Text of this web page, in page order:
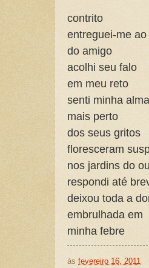
contrito
entreguei-me
do amigo
acolhi seu falo
em meu reto
senti minha alma
mais perto
dos seus gritos
floresceram
nos jardins do
respondi até
deixou toda a
embrulhada em
minha febre
às fevereiro 16, 2011